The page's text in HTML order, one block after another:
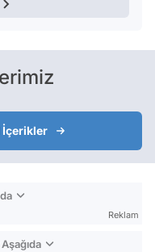
İçerikler
Reklam